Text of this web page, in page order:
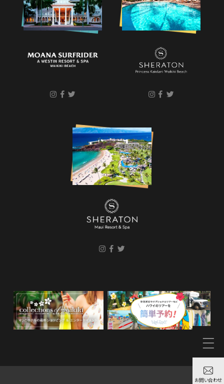
お問い合わせ